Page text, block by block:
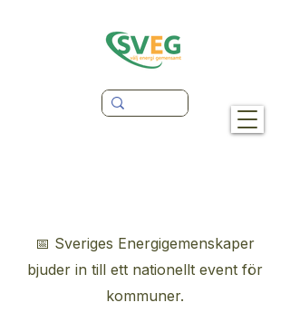
📅 Sveriges Energigemenskaper
bjuder in till ett nationellt event för
kommuner.